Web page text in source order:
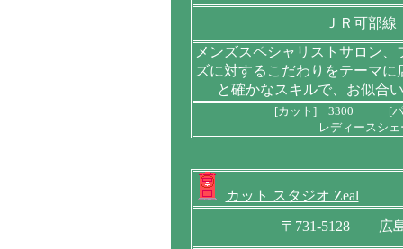
ＪＲ可部
メンズスペシャリストサロン
ズに対するこだわりをテーマ
と確かなスキルで、お似合
[カット] 3300 [パ
レディースシ
カット スタジオ Zeal
〒731-5128 広島